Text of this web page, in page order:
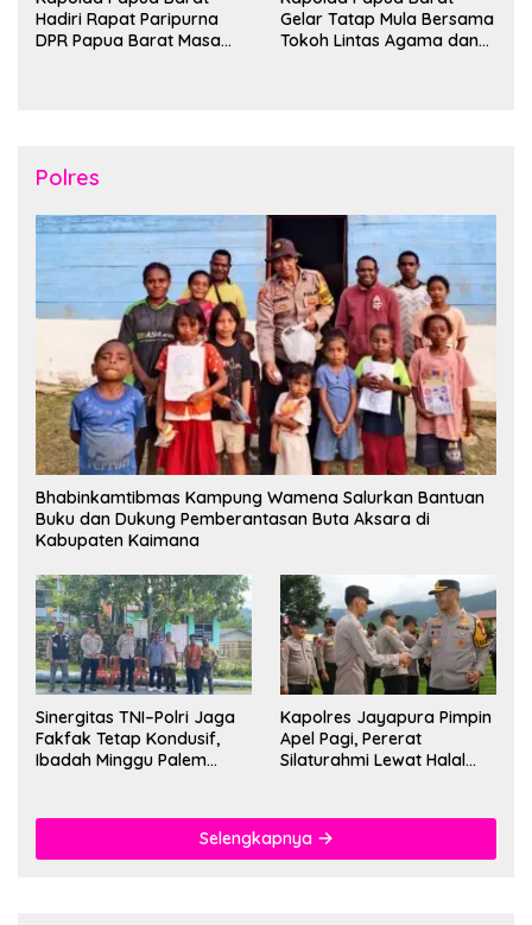
Hadiri Rapat Paripurna
DPR Papua Barat Masa
Gelar Tatap Mula Bersama
Tokoh Lintas Agama dan
Polres
Bhabinkamtibmas Kampung Wamena Salurkan Bantuan
Buku dan Dukung Pemberantasan Buta Aksara di
Kabupaten Kaimana
Sinergitas TNI–Polri Jaga
Fakfak Tetap Kondusif,
Ibadah Minggu Palem
Kapolres Jayapura Pimpin
Apel Pagi, Pererat
Silaturahmi Lewat Halal
Selengkapnya